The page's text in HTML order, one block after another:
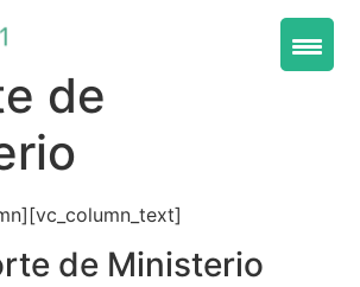
de
de Ministerio